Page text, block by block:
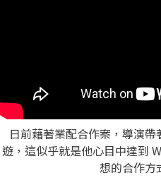
日前藉著業配合作案，導演
遊，這似乎就是他心目中達到
想的合作方